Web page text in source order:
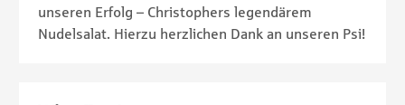
unseren Erfolg – Christophers legendärem
Nudelsalat. Hierzu herzlichen Dank an unseren Psi!